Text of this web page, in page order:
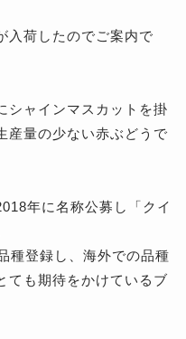
入荷したのでご案内で
シャインマスカットを掛
産量の少ない赤ぶどうで
年に名称公募し「クイ
種登録し、海外での品種
ても期待をかけているブ